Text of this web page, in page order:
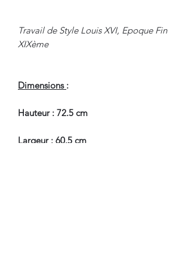
Travail de Style Louis XVI, Epoque Fin
XIXème
Dimensions :
Hauteur : 72.5 cm
Largeur : 60.5 cm